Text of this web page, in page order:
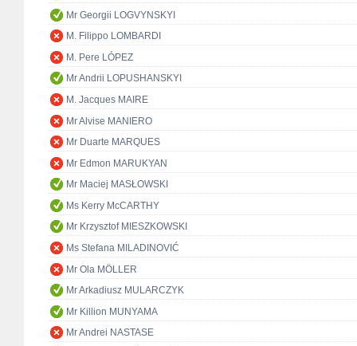
Mr Georgii LOGVYNSKYI
M. Filippo LOMBARDI
M. Pere LÓPEZ
Mr Andrii LOPUSHANSKYI
M. Jacques MAIRE
Mr Alvise MANIERO
Mr Duarte MARQUES
Mr Edmon MARUKYAN
Mr Maciej MASŁOWSKI
Ms Kerry McCARTHY
Mr Krzysztof MIESZKOWSKI
Ms Stefana MILADINOVIĆ
Mr Ola MÖLLER
Mr Arkadiusz MULARCZYK
Mr Killion MUNYAMA
Mr Andrei NASTASE